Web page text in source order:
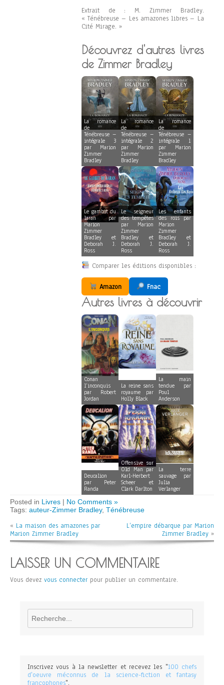
Extrait de : M. Zimmer Bradley.
« Ténébreuse – Les amazones libres – La
Cité Mirage. »
Découvrez d'autres livres
de Zimmer Bradley
La romance
de
Ténébreuse –
intégrale 3
par Marion
Zimmer
Bradley
La romance
de
Ténébreuse –
intégrale 2
par Marion
Zimmer
Bradley
La romance
de
Ténébreuse –
intégrale 1
par Marion
Zimmer
Bradley
Le gambit du
laran par
Marion
Zimmer
Bradley et
Deborah J.
Ross
Le seigneur
des tempêtes
par Marion
Zimmer
Bradley et
Deborah J.
Ross
Les enfants
des rois par
Marion
Zimmer
Bradley et
Deborah J.
Ross
Comparer les éditions disponibles :
Amazon Fnac
Autres livres à découvrir
Conan
l’inconquis
par Robert
Jordan
La reine sans
royaume par
Holly Black
La main
tendue par
Poul
Anderson
Deucalion
par Peter
Randa
Offensive sur
Old Man par
Karl-Herbert
Scheer et
Clark Darlton
La terre
sauvage par
Julia
Verlanger
Posted in Livres | No Comments »
Tags: auteur-Zimmer Bradley, Ténébreuse
« La maison des amazones par
Marion Zimmer Bradley
L’empire débarque par Marion
Zimmer Bradley »
LAISSER UN COMMENTAIRE
Vous devez vous connecter pour publier un commentaire.
Rechercher
Inscrivez vous à la newsletter et recevez les "100 chefs
d'oeuvre méconnus de la science-fiction et fantasy
francophones".